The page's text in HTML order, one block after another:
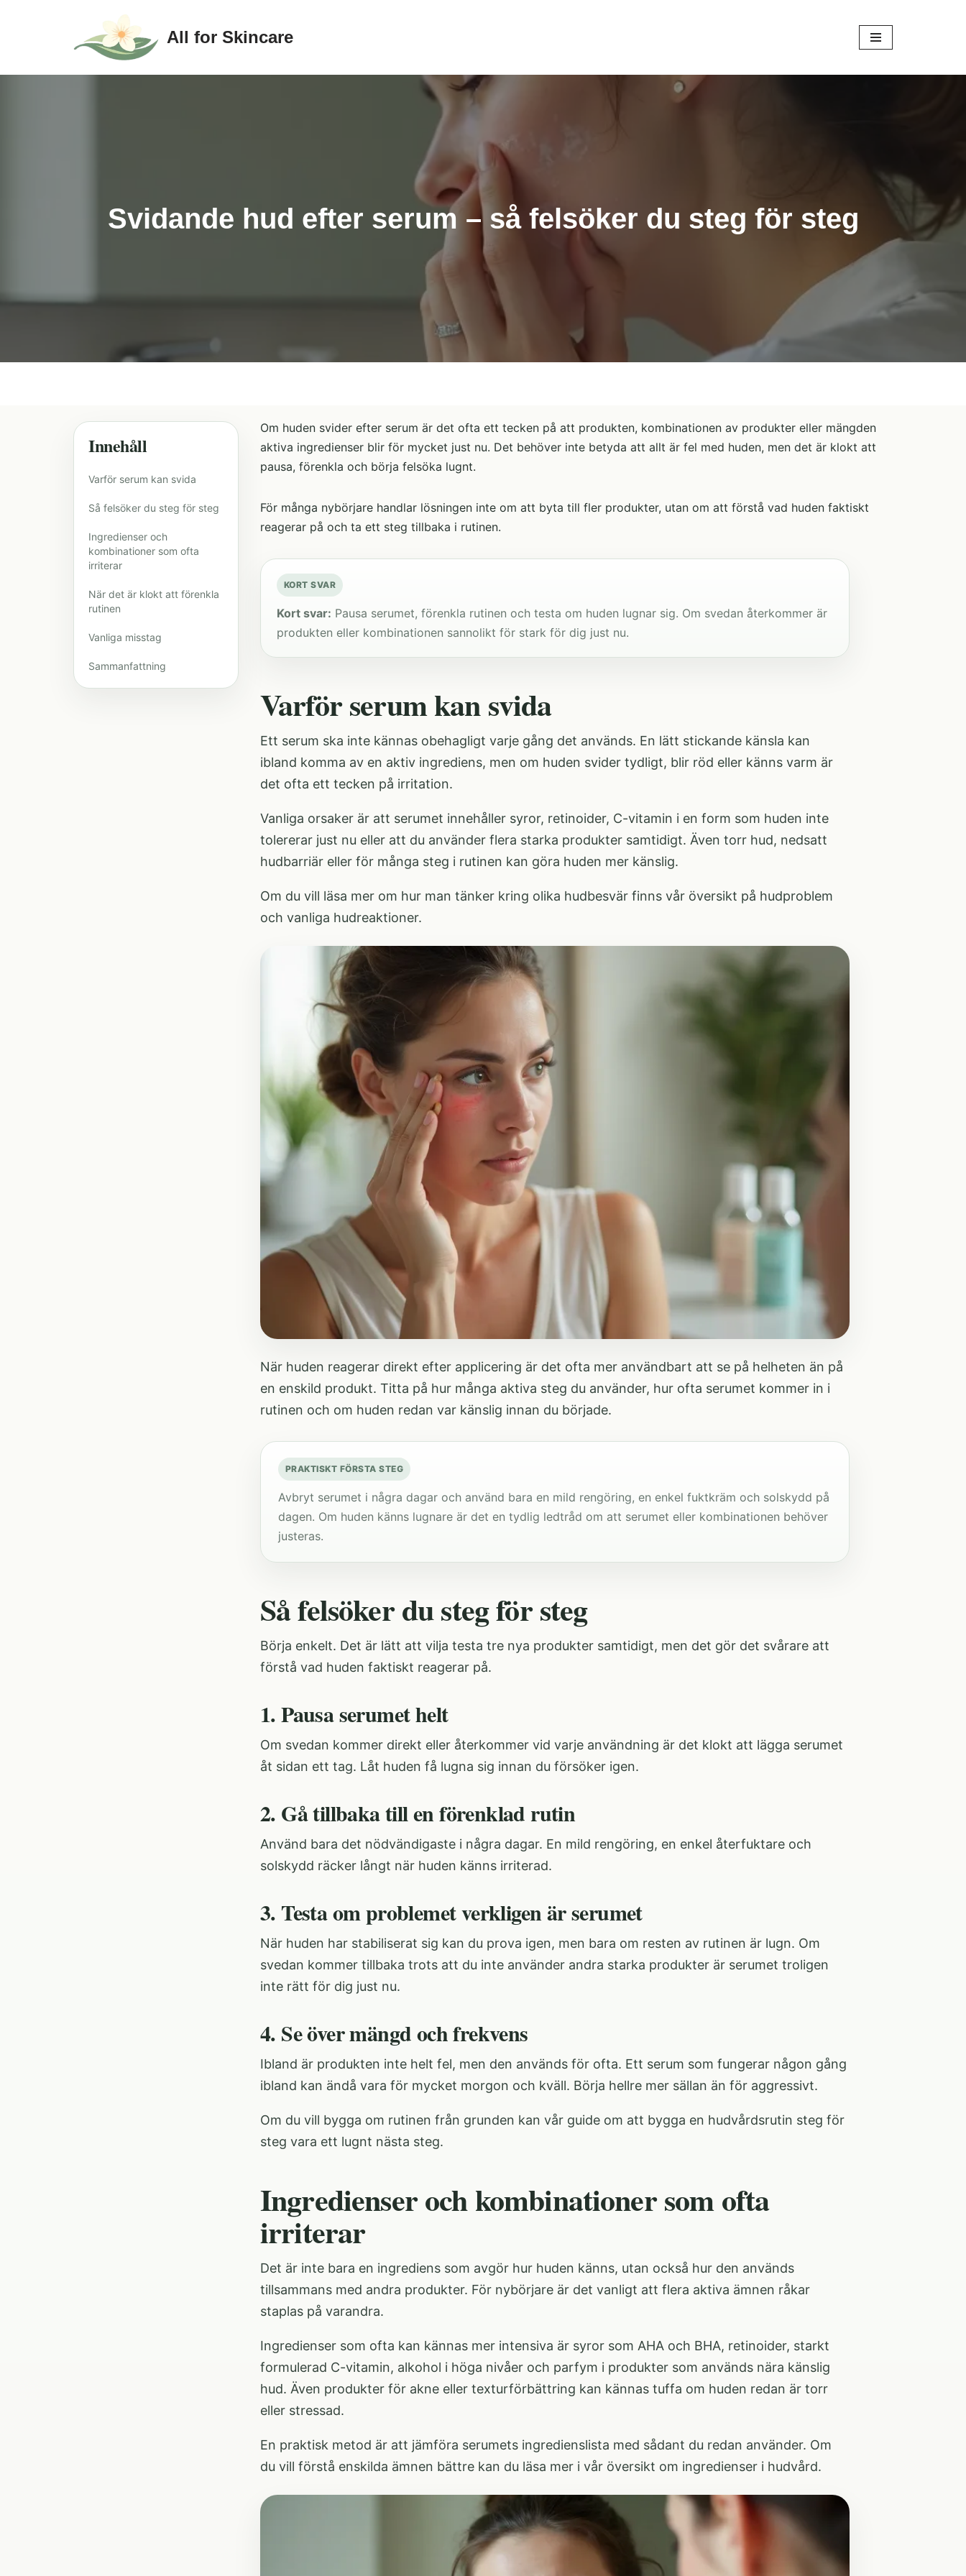
innehåll
All for Skincare
Svidande hud efter serum – så felsöker du steg för steg
Innehåll
Varför serum kan svida
Så felsöker du steg för steg
Ingredienser och
kombinationer som ofta
irriterar
När det är klokt att förenkla
rutinen
Vanliga misstag
Sammanfattning
Om huden svider efter serum är det ofta ett tecken på att produkten, kombinationen av produkter eller mängden
aktiva ingredienser blir för mycket just nu. Det behöver inte betyda att allt är fel med huden, men det är klokt att
pausa, förenkla och börja felsöka lugnt.
För många nybörjare handlar lösningen inte om att byta till fler produkter, utan om att förstå vad huden faktiskt
reagerar på och ta ett steg tillbaka i rutinen.
KORT SVAR
Kort svar: Pausa serumet, förenkla rutinen och testa om huden lugnar sig. Om svedan återkommer är
produkten eller kombinationen sannolikt för stark för dig just nu.
Varför serum kan svida
Ett serum ska inte kännas obehagligt varje gång det används. En lätt stickande känsla kan
ibland komma av en aktiv ingrediens, men om huden svider tydligt, blir röd eller känns varm är
det ofta ett tecken på irritation.
Vanliga orsaker är att serumet innehåller syror, retinoider, C-vitamin i en form som huden inte
tolererar just nu eller att du använder flera starka produkter samtidigt. Även torr hud, nedsatt
hudbarriär eller för många steg i rutinen kan göra huden mer känslig.
Om du vill läsa mer om hur man tänker kring olika hudbesvär finns vår översikt på hudproblem
och vanliga hudreaktioner.
När huden reagerar direkt efter applicering är det ofta mer användbart att se på helheten än på
en enskild produkt. Titta på hur många aktiva steg du använder, hur ofta serumet kommer in i
rutinen och om huden redan var känslig innan du började.
PRAKTISKT FÖRSTA STEG
Avbryt serumet i några dagar och använd bara en mild rengöring, en enkel fuktkräm och solskydd på
dagen. Om huden känns lugnare är det en tydlig ledtråd om att serumet eller kombinationen behöver
justeras.
Så felsöker du steg för steg
Börja enkelt. Det är lätt att vilja testa tre nya produkter samtidigt, men det gör det svårare att
förstå vad huden faktiskt reagerar på.
1. Pausa serumet helt
Om svedan kommer direkt eller återkommer vid varje användning är det klokt att lägga serumet
åt sidan ett tag. Låt huden få lugna sig innan du försöker igen.
2. Gå tillbaka till en förenklad rutin
Använd bara det nödvändigaste i några dagar. En mild rengöring, en enkel återfuktare och
solskydd räcker långt när huden känns irriterad.
3. Testa om problemet verkligen är serumet
När huden har stabiliserat sig kan du prova igen, men bara om resten av rutinen är lugn. Om
svedan kommer tillbaka trots att du inte använder andra starka produkter är serumet troligen
inte rätt för dig just nu.
4. Se över mängd och frekvens
Ibland är produkten inte helt fel, men den används för ofta. Ett serum som fungerar någon gång
ibland kan ändå vara för mycket morgon och kväll. Börja hellre mer sällan än för aggressivt.
Om du vill bygga om rutinen från grunden kan vår guide om att bygga en hudvårdsrutin steg för
steg vara ett lugnt nästa steg.
Ingredienser och kombinationer som ofta
irriterar
Det är inte bara en ingrediens som avgör hur huden känns, utan också hur den används
tillsammans med andra produkter. För nybörjare är det vanligt att flera aktiva ämnen råkar
staplas på varandra.
Ingredienser som ofta kan kännas mer intensiva är syror som AHA och BHA, retinoider, starkt
formulerad C-vitamin, alkohol i höga nivåer och parfym i produkter som används nära känslig
hud. Även produkter för akne eller texturförbättring kan kännas tuffa om huden redan är torr
eller stressad.
En praktisk metod är att jämföra serumets ingredienslista med sådant du redan använder. Om
du vill förstå enskilda ämnen bättre kan du läsa mer i vår översikt om ingredienser i hudvård.